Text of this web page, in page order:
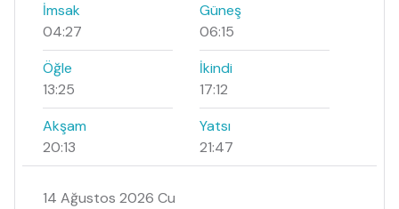
İmsak
04:27
Güneş
06:15
Öğle
13:25
İkindi
17:12
Akşam
20:13
Yatsı
21:47
14 Ağustos 2026 Cu